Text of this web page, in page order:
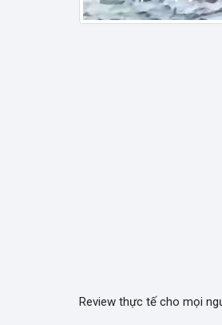
Review thực tế cho mọi